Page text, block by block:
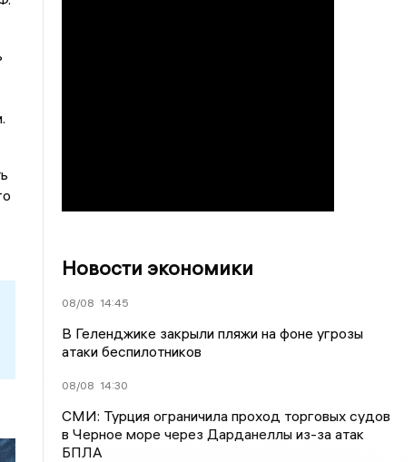
Новости экономики
08/08 14:45
В Геленджике закрыли пляжи на фоне угрозы
атаки беспилотников
08/08 14:30
СМИ: Турция ограничила проход торговых судов
в Черное море через Дарданеллы из-за атак
БПЛА